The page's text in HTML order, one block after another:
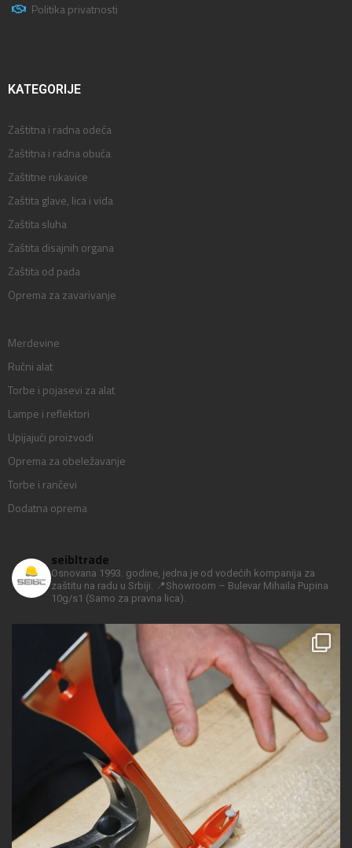
Politika privatnosti
KATEGORIJE
Zaštitna i radna odeća
Zaštitna i radna obuća
Zaštitne rukavice
Zaštita glave, lica i vida
Zaštita sluha
Zaštita disajnih organa
Zaštita od pada
Oprema za zavarivanje
Merdevine
Ručni alat
Torbe i pojasevi za alat
Lampe i reflektori
Upijajući proizvodi
Oprema za obeležavanje
Torbe i rančevi
Dodatna oprema
seibltrade
Osnovana 1993. godine, jedna je od vodećih kompanija za
zaštitu na radu u Srbiji.
📍Showroom – Bulevar Mihaila Pupina
10g/s1 (Samo za pravna lica).